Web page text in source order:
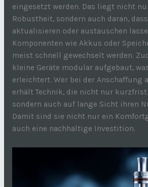
eingesetzt werden. Das liegt nicht
Robustheit, sondern auch daran,
aktualisieren oder austauschen
Komponenten wie Akkus oder
meist schnell gewechselt werden.
kleine Geräte modular aufgebaut,
erleichtert. Wer bei der Anschaffung
erhält Technik, die nicht nur
sondern auch auf lange Sicht ihren
Damit sind sie nicht nur ein
auch eine nachhaltige Investition.